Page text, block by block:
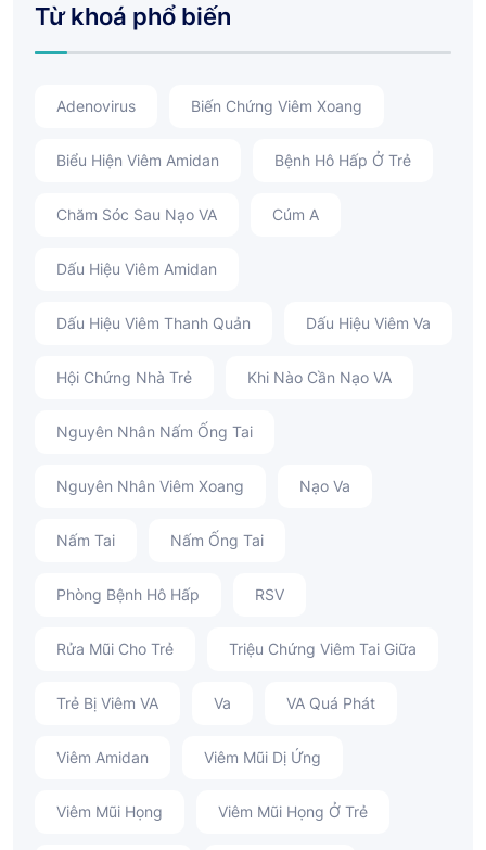
Từ khoá phổ biến
Adenovirus Biến Chứng Viêm Xoang
Biểu Hiện Viêm Amidan Bệnh Hô Hấp Ở Trẻ
Chăm Sóc Sau Nạo VA Cúm A
Dấu Hiệu Viêm Amidan
Dấu Hiệu Viêm Thanh Quản Dấu Hiệu Viêm Va
Hội Chứng Nhà Trẻ Khi Nào Cần Nạo VA
Nguyên Nhân Nấm Ống Tai
Nguyên Nhân Viêm Xoang Nạo Va
Nấm Tai Nấm Ống Tai
Phòng Bệnh Hô Hấp RSV
Rửa Mũi Cho Trẻ Triệu Chứng Viêm Tai Giữa
Trẻ Bị Viêm VA Va VA Quá Phát
Viêm Amidan Viêm Mũi Dị Ứng
Viêm Mũi Họng Viêm Mũi Họng Ở Trẻ